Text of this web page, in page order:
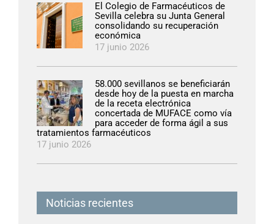
El Colegio de Farmacéuticos de
Sevilla celebra su Junta General
consolidando su recuperación
económica
17 junio 2026
58.000 sevillanos se beneficiarán
desde hoy de la puesta en marcha
de la receta electrónica
concertada de MUFACE como vía
para acceder de forma ágil a sus
tratamientos farmacéuticos
17 junio 2026
Noticias recientes